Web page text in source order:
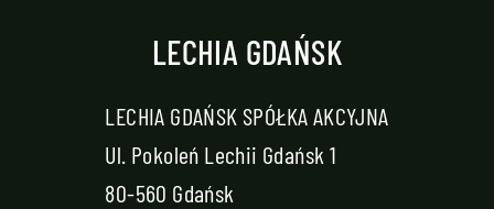
LECHIA GDAŃSK
LECHIA GDAŃSK SPÓŁKA AKCYJNA
Ul. Pokoleń Lechii Gdańsk 1
80-560 Gdańsk